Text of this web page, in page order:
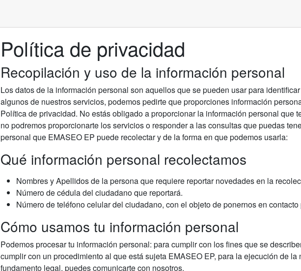
Política de privacidad
Recopilación y uso de la información personal
Los datos de la información personal son aquellos que se pueden usar para
algunos de nuestros servicios, podemos pedirte que proporciones información
Política de privacidad. No estás obligado a proporcionar la información personal que
no podremos proporcionarte los servicios o responder a las consultas que puedas
personal que EMASEO EP puede recolectar y de la forma en que podemos usarla:
Qué información personal recolectamos
Nombres y Apellidos de la persona que requiere reportar novedades en la
Número de cédula del ciudadano que reportará.
Número de teléfono celular del ciudadano, con el objeto de ponernos en
Cómo usamos tu información personal
Podemos procesar tu información personal: para cumplir con los fines que se
cumplir con un procedimiento al que está sujeta EMASEO EP, para la ejecución de
fundamento legal, puedes comunicarte con nosotros.